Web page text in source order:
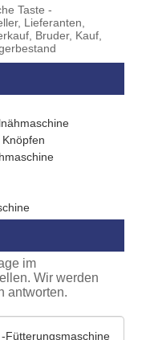
Taste -
Lieferanten,
Bruder, Kauf,
im
Wir werden
antworten.